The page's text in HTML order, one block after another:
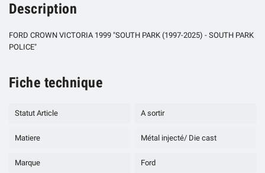
Description
FORD CROWN VICTORIA 1999 "SOUTH PARK (1997-2025) - SOUTH PARK
POLICE"
Fiche technique
Statut Article A sortir
Matiere Métal injecté/ Die cast
Marque Ford